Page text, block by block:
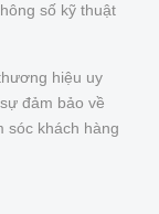
số kỹ thuật
hiệu uy
đảm bảo về
sóc khách hàng